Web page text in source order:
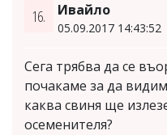
16. Ивайло
05.09.2017 14:43:52
Сега трябва да се
почакаме за да
каква свиня ще
осеменителя?